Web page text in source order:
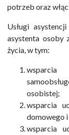
potrzeb oraz
Usługi
asystenta osoby
życia, w tym:
osobistej;
wsparcia
domowego i
wsparcia